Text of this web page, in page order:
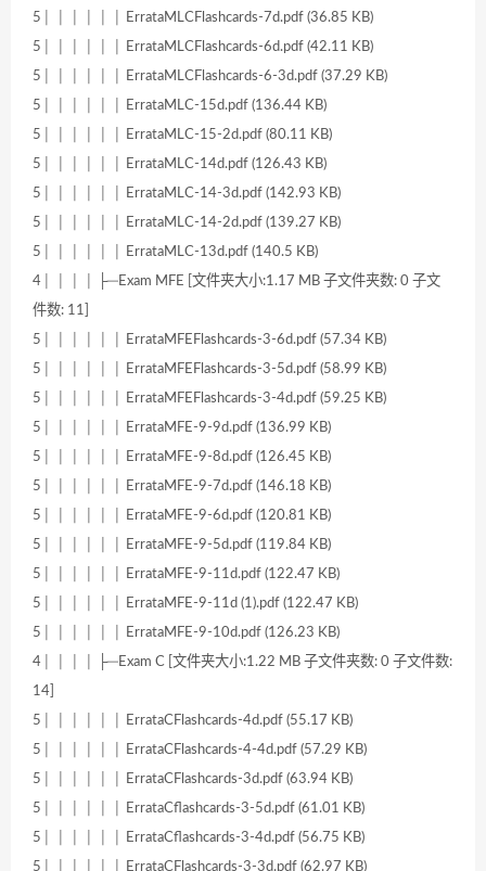
5│ │ │ │ │ │ ErrataMLCFlashcards-7d.pdf (36.85 KB)
5│ │ │ │ │ │ ErrataMLCFlashcards-6d.pdf (42.11 KB)
5│ │ │ │ │ │ ErrataMLCFlashcards-6-3d.pdf (37.29 KB)
5│ │ │ │ │ │ ErrataMLC-15d.pdf (136.44 KB)
5│ │ │ │ │ │ ErrataMLC-15-2d.pdf (80.11 KB)
5│ │ │ │ │ │ ErrataMLC-14d.pdf (126.43 KB)
5│ │ │ │ │ │ ErrataMLC-14-3d.pdf (142.93 KB)
5│ │ │ │ │ │ ErrataMLC-14-2d.pdf (139.27 KB)
5│ │ │ │ │ │ ErrataMLC-13d.pdf (140.5 KB)
4│ │ │ │ ├─Exam MFE [文件夹大小:1.17 MB 子文件夹数: 0 子文
件数: 11]
5│ │ │ │ │ │ ErrataMFEFlashcards-3-6d.pdf (57.34 KB)
5│ │ │ │ │ │ ErrataMFEFlashcards-3-5d.pdf (58.99 KB)
5│ │ │ │ │ │ ErrataMFEFlashcards-3-4d.pdf (59.25 KB)
5│ │ │ │ │ │ ErrataMFE-9-9d.pdf (136.99 KB)
5│ │ │ │ │ │ ErrataMFE-9-8d.pdf (126.45 KB)
5│ │ │ │ │ │ ErrataMFE-9-7d.pdf (146.18 KB)
5│ │ │ │ │ │ ErrataMFE-9-6d.pdf (120.81 KB)
5│ │ │ │ │ │ ErrataMFE-9-5d.pdf (119.84 KB)
5│ │ │ │ │ │ ErrataMFE-9-11d.pdf (122.47 KB)
5│ │ │ │ │ │ ErrataMFE-9-11d (1).pdf (122.47 KB)
5│ │ │ │ │ │ ErrataMFE-9-10d.pdf (126.23 KB)
4│ │ │ │ ├─Exam C [文件夹大小:1.22 MB 子文件夹数: 0 子文件数:
14]
5│ │ │ │ │ │ ErrataCFlashcards-4d.pdf (55.17 KB)
5│ │ │ │ │ │ ErrataCFlashcards-4-4d.pdf (57.29 KB)
5│ │ │ │ │ │ ErrataCFlashcards-3d.pdf (63.94 KB)
5│ │ │ │ │ │ ErrataCflashcards-3-5d.pdf (61.01 KB)
5│ │ │ │ │ │ ErrataCflashcards-3-4d.pdf (56.75 KB)
5│ │ │ │ │ │ ErrataCFlashcards-3-3d.pdf (62.97 KB)